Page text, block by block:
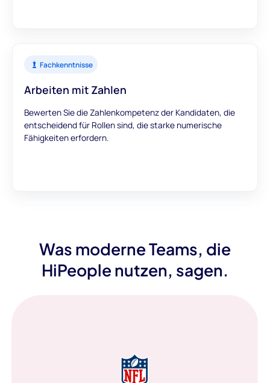
Fachkenntnisse
Arbeiten mit Zahlen
Bewerten Sie die Zahlenkompetenz der Kandidaten, die
entscheidend für Rollen sind, die starke numerische
Fähigkeiten erfordern.
Was moderne Teams, die
HiPeople nutzen, sagen.